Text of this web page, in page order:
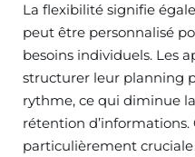
La flexibilité signifie
peut être personnalisé
besoins individuels. Les
structurer leur planning
rythme, ce qui diminue
rétention
particulièrement